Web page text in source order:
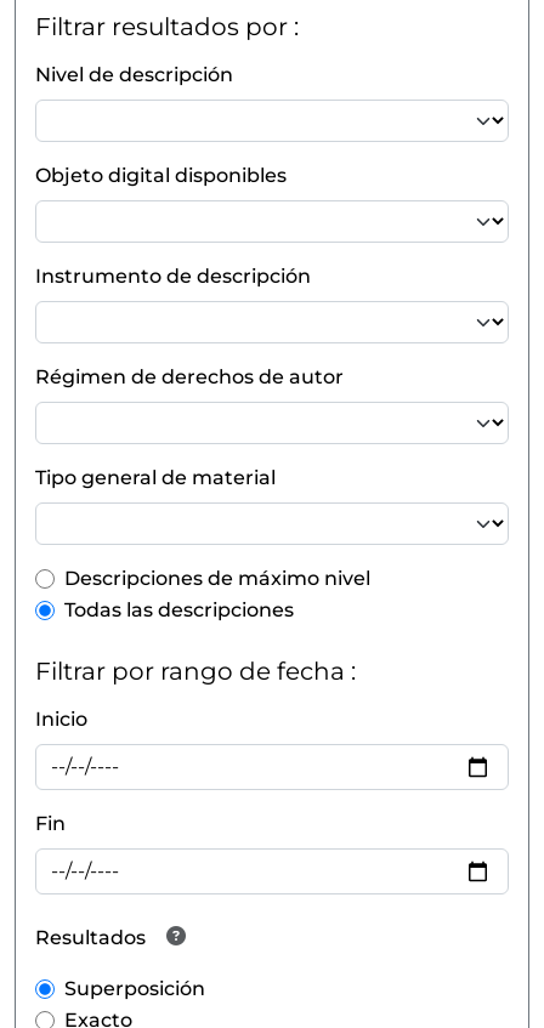
Filtrar resultados por :
Nivel de descripción
Objeto digital disponibles
Instrumento de descripción
Régimen de derechos de autor
Tipo general de material
Top-level description filter
Descripciones de máximo nivel
Todas las descripciones
Filtrar por rango de fecha :
Inicio
Fin
Resultados
Superposición
Exacto